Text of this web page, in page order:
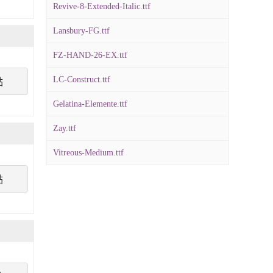
Revive-8-Extended-Italic.ttf
Lansbury-FG.ttf
FZ-HAND-26-EX.ttf
LC-Construct.ttf
Gelatina-Elemente.ttf
Zay.ttf
Vitreous-Medium.ttf